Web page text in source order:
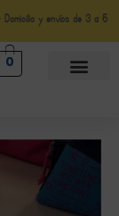
y envíos de 3 a 5
0